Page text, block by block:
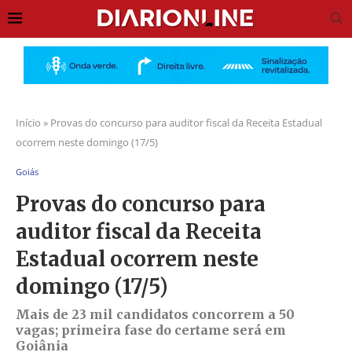
Início » Provas do concurso para auditor fiscal da Receita Estadual
ocorrem neste domingo (17/5)
Goiás
Provas do concurso para
auditor fiscal da Receita
Estadual ocorrem neste
domingo (17/5)
Mais de 23 mil candidatos concorrem a 50
vagas; primeira fase do certame será em
Goiânia